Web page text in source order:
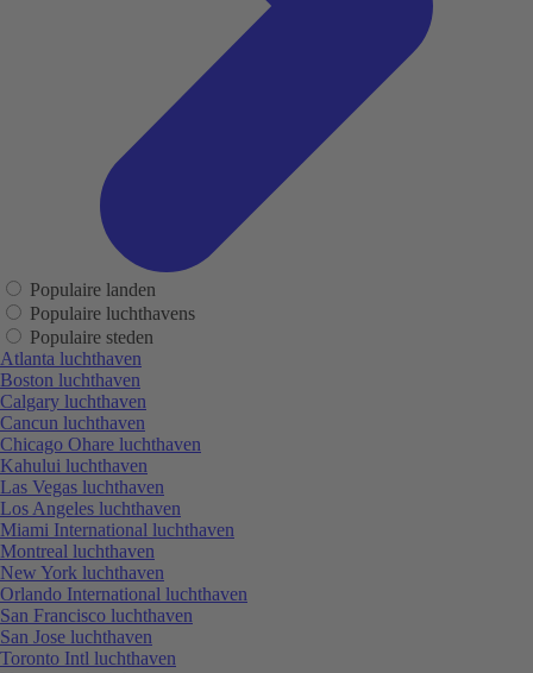
Populaire landen
Populaire luchthavens
Populaire steden
Atlanta luchthaven
Boston luchthaven
Calgary luchthaven
Cancun luchthaven
Chicago Ohare luchthaven
Kahului luchthaven
Las Vegas luchthaven
Los Angeles luchthaven
Miami International luchthaven
Montreal luchthaven
New York luchthaven
Orlando International luchthaven
San Francisco luchthaven
San Jose luchthaven
Toronto Intl luchthaven